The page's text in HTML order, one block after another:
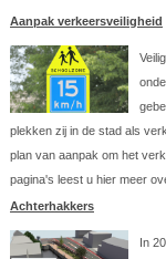
Aanpak verkeersveiligheid
plekken zij in de stad als
plan van aanpak om het
pagina's leest u hier meer
Achterhakkers
In